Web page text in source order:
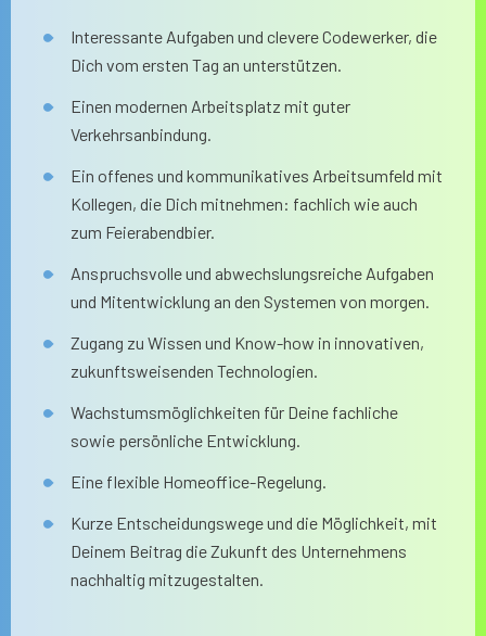
Interessante Aufgaben und clevere Codewerker, die
Dich vom ersten Tag an unterstützen.
Einen modernen Arbeitsplatz mit guter
Verkehrsanbindung.
Ein offenes und kommunikatives Arbeitsumfeld mit
Kollegen, die Dich mitnehmen: fachlich wie auch
zum Feierabendbier.
Anspruchsvolle und abwechslungsreiche Aufgaben
und Mitentwicklung an den Systemen von morgen.
Zugang zu Wissen und Know-how in innovativen,
zukunftsweisenden Technologien.
Wachstumsmöglichkeiten für Deine fachliche
sowie persönliche Entwicklung.
Eine flexible Homeoffice-Regelung.
Kurze Entscheidungswege und die Möglichkeit, mit
Deinem Beitrag die Zukunft des Unternehmens
nachhaltig mitzugestalten.